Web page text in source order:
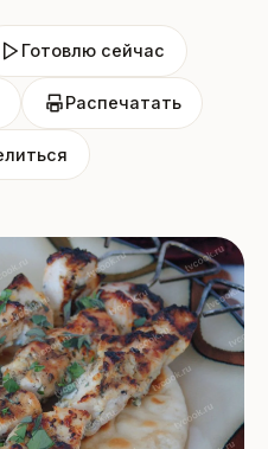
Готовлю сейчас
Распечатать